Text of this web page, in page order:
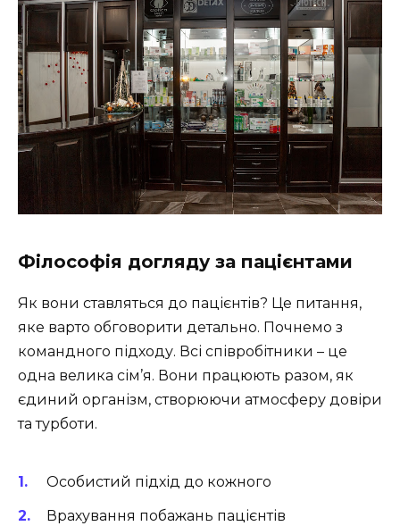
Філософія догляду за пацієнтами
Як вони ставляться до пацієнтів? Це питання,
яке варто обговорити детально. Почнемо з
командного підходу. Всі співробітники – це
одна велика сім’я. Вони працюють разом, як
єдиний організм, створюючи атмосферу довіри
та турботи.
Особистий підхід до кожного
Врахування побажань пацієнтів